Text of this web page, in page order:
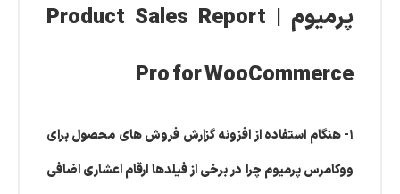
پرمیوم | Product Sales Report
Pro for WooCommerce
۱- هنگام استفاده از افزونه گزارش فروش های محصول برای
ووکامرس پرمیوم چرا در برخی از فیلدها ارقام اعشاری اضافی